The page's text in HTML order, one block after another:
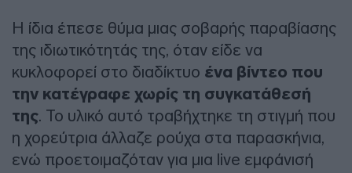
Η ίδια έπεσε θύμα μιας σοβαρής παραβίασης
της ιδιωτικότητάς της, όταν είδε να
κυκλοφορεί στο διαδίκτυο ένα βίντεο που
την κατέγραφε χωρίς τη συγκατάθεσή
της. Το υλικό αυτό τραβήχτηκε τη στιγμή που
η χορεύτρια άλλαζε ρούχα στα παρασκήνια,
ενώ προετοιμαζόταν για μια live εμφάνισή